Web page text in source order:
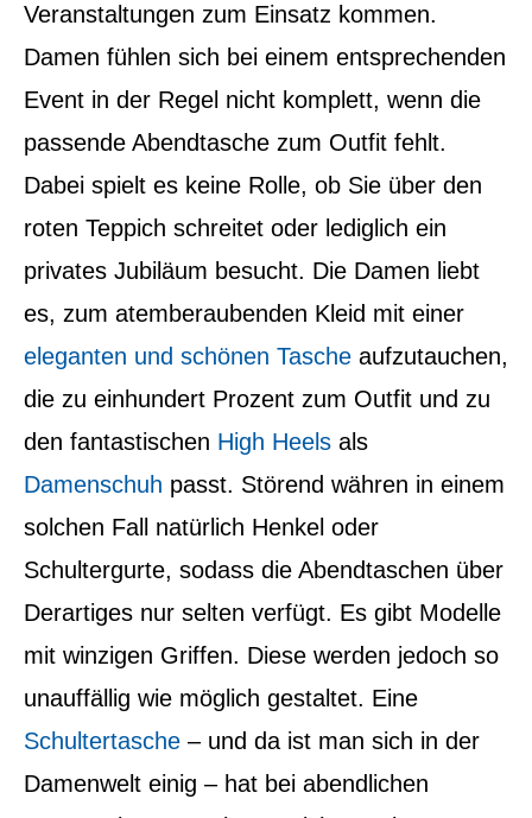
Veranstaltungen zum Einsatz kommen.
Damen fühlen sich bei einem entsprechenden
Event in der Regel nicht komplett, wenn die
passende Abendtasche zum Outfit fehlt.
Dabei spielt es keine Rolle, ob Sie über den
roten Teppich schreitet oder lediglich ein
privates Jubiläum besucht. Die Damen liebt
es, zum atemberaubenden Kleid mit einer
eleganten und schönen Tasche aufzutauchen,
die zu einhundert Prozent zum Outfit und zu
den fantastischen High Heels als
Damenschuh passt. Störend währen in einem
solchen Fall natürlich Henkel oder
Schultergurte, sodass die Abendtaschen über
Derartiges nur selten verfügt. Es gibt Modelle
mit winzigen Griffen. Diese werden jedoch so
unauffällig wie möglich gestaltet. Eine
Schultertasche – und da ist man sich in der
Damenwelt einig – hat bei abendlichen